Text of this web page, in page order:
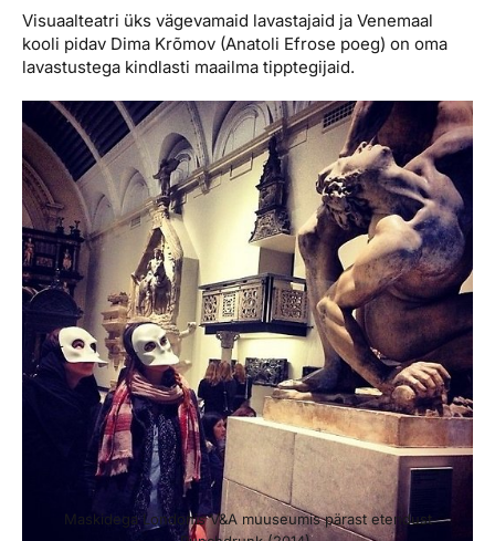
Visuaalteatri üks vägevamaid lavastajaid ja Venemaal
kooli pidav Dima Krõmov (Anatoli Efrose poeg) on oma
lavastustega kindlasti maailma tipptegijaid.
Maskidega Londonis V&A muuseumis pärast etendust